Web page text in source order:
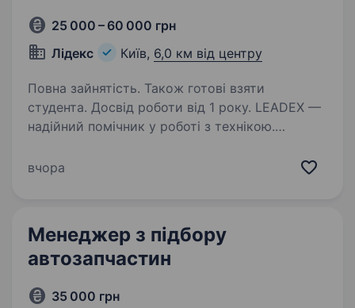
25 000 – 60 000 грн
Лідекс
Київ, 6,0 км від центру
Повна зайнятість. Також готові взяти
студента. Досвід роботи від 1 року. LEADEX —
надійний помічник у роботі з технікою.
до ефективного використання й оптимізації
вчора
Менеджер з підбору
автозапчастин
35 000 грн